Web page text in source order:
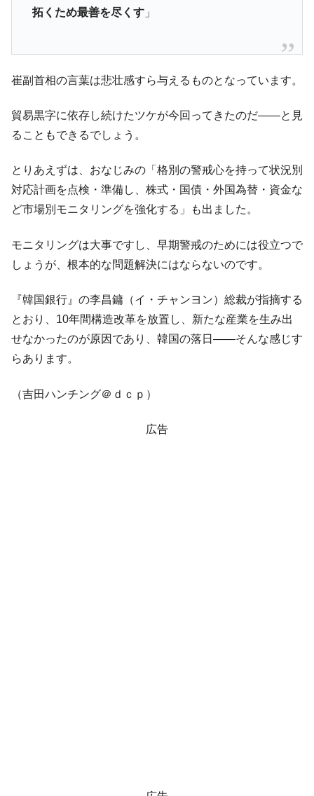
拓くため最善を尽くす」
崔副首相の言葉は悲壮感すら与えるものとなっています。
貿易黒字に依存し続けたツケが今回ってきたのだ――と見
ることもできるでしょう。
とりあえずは、おなじみの「格別の警戒心を持って状況別
対応計画を点検・準備し、株式・国債・外国為替・資金な
ど市場別モニタリングを強化する」も出ました。
モニタリングは大事ですし、早期警戒のためには役立つで
しょうが、根本的な問題解決にはならないのです。
『韓国銀行』の李昌鏞（イ・チャンヨン）総裁が指摘する
とおり、10年間構造改革を放置し、新たな産業を生み出
せなかったのが原因であり、韓国の落日――そんな感じす
らあります。
（吉田ハンチング＠ｄｃｐ）
広告